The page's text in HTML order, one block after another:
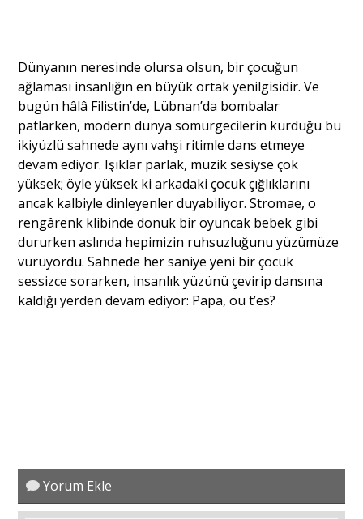
Dünyanın neresinde olursa olsun, bir çocuğun
ağlaması insanlığın en büyük ortak yenilgisidir. Ve
bugün hâlâ Filistin’de, Lübnan’da bombalar
patlarken, modern dünya sömürgecilerin kurduğu bu
ikiyüzlü sahnede aynı vahşi ritimle dans etmeye
devam ediyor. Işıklar parlak, müzik sesiyse çok
yüksek; öyle yüksek ki arkadaki çocuk çığlıklarını
ancak kalbiyle dinleyenler duyabiliyor. Stromae, o
rengârenk klibinde donuk bir oyuncak bebek gibi
dururken aslında hepimizin ruhsuzluğunu yüzümüze
vuruyordu. Sahnede her saniye yeni bir çocuk
sessizce sorarken, insanlık yüzünü çevirip dansına
kaldığı yerden devam ediyor: Papa, ou t’es?
Yorum Ekle